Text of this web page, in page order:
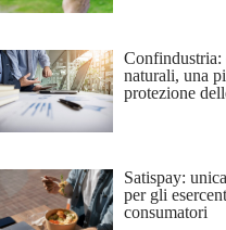
Confindustria:
naturali, una
protezione
Satispay:
per gli
consumatori